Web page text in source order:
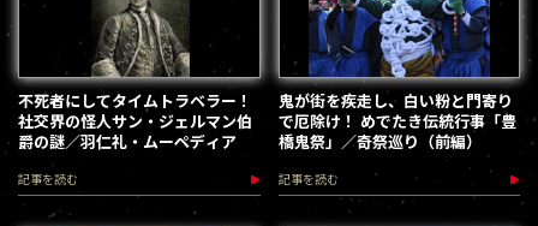
不死者にしてタイムトラベラー！
社交界の怪人サン・ジェルマン伯
爵の謎／羽仁礼・ムーペディア
記事を読む
鬼が街を疾走し、白い粉と門寄り
で厄除け！ めでたき伝統行事「豊
橋鬼祭」／奇祭巡り（前編）
記事を読む